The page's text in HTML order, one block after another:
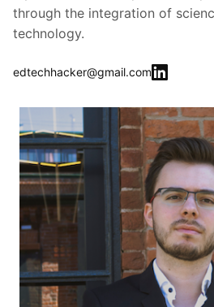
through the integration of
technology.
edtechhacker@gmail.com